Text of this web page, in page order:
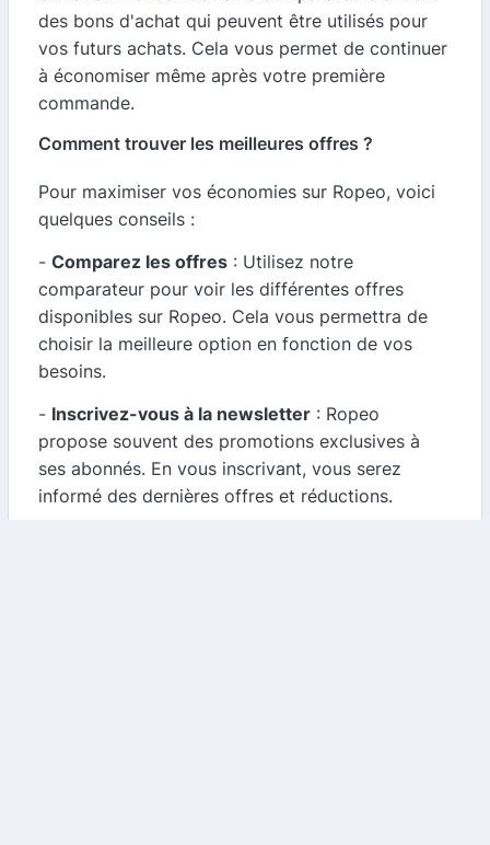
des bons d'achat qui peuvent être utilisés pour
vos futurs achats. Cela vous permet de continuer
à économiser même après votre première
commande.
Comment trouver les meilleures offres ?
Pour maximiser vos économies sur Ropeo, voici
quelques conseils :
- Comparez les offres : Utilisez notre
comparateur pour voir les différentes offres
disponibles sur Ropeo. Cela vous permettra de
choisir la meilleure option en fonction de vos
besoins.
- Inscrivez-vous à la newsletter : Ropeo
propose souvent des promotions exclusives à
ses abonnés. En vous inscrivant, vous serez
informé des dernières offres et réductions.